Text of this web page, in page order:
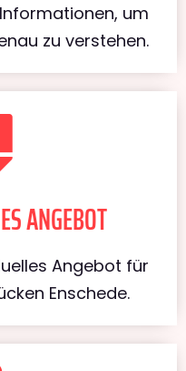
um
zu verstehen.
ANGEBOT
Angebot für
Enschede.